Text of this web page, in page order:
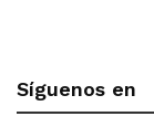
Síguenos en